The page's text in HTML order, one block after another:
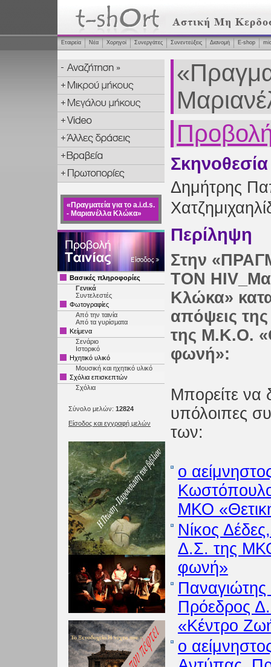
Εταιρεία Νέα Χορηγοί Συνεργάτες Συνεντεύξεις Διανομή Ε-shop
«Πραγματεία για το a.i.d.s.
- Μαριανέλλα Κλώκα»
Βασικές πληροφορίες
Γενικά
Συντελεστές
Φωτογραφίες
Από την ταινία
Από τα γυρίσματα
Κείμενα
Σενάριο
Ιστορικό
Ηχητικό υλικό
Μουσική και ηχητικό υλικό
Σχόλια επισκεπτών
Σχόλια
Σύνολο μελών: 12824
Είσοδος και εγγραφή μελών
Σκηνοθεσία
Δημήτρης
Περίληψη
Στην
ΤΟΝ
Κλώκα»
απόψεις της
της Μ.Κ.Ο.
φωνή»:
Μπορείτε να
υπόλοιπες
των:
ο
ΜΚΟ
Νίκος
Δ.Σ. της
φωνή»
Πρόεδρος
«Κέντρο
ο